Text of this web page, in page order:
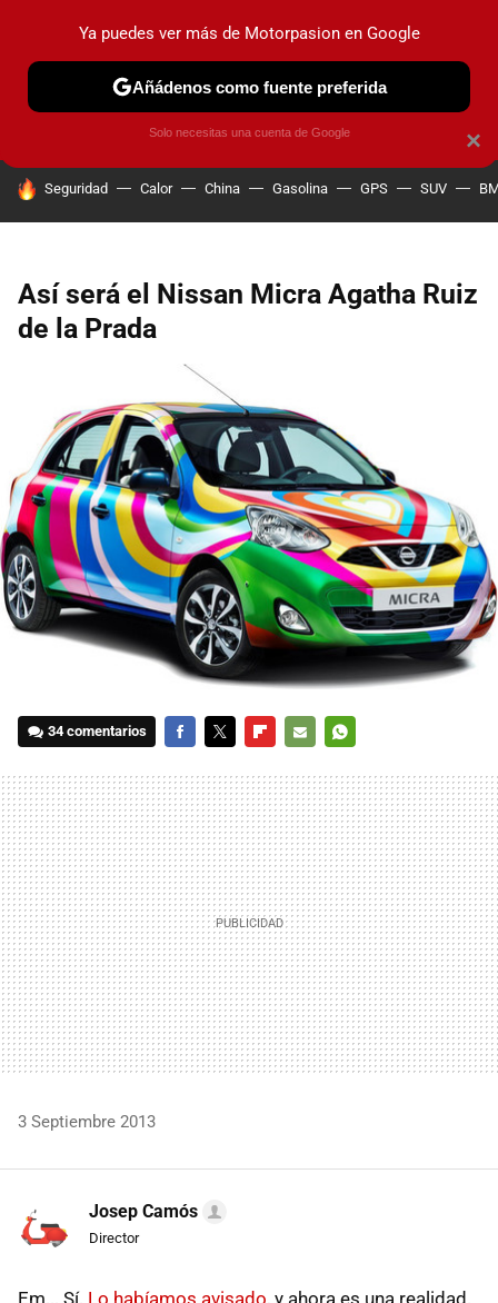
PRUEBAS COCHES ELÉCTRICOS OBSERVATORIO
HOY SE HABLA DE
Seguridad Calor China Gasolina GPS SUV
Así será el Nissan Micra Agatha Ruiz
de la Prada
34 comentarios
MAIL
3 Septiembre 2013
Josep Camós
Director
Em... Sí. Lo habíamos avisado, y ahora es una realidad.
×
Ya puedes ver más de Motorpasion en Google
Añádenos como fuente preferida
Solo necesitas una cuenta de Google